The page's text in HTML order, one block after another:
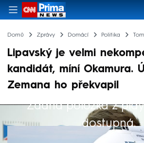
Domů Zprávy Domácí Politika
Lipavský je velmi
kandidát, míní Okamura.
Zemana ho překvapil
Žádná položka z
dostupná.
Výběr redakce